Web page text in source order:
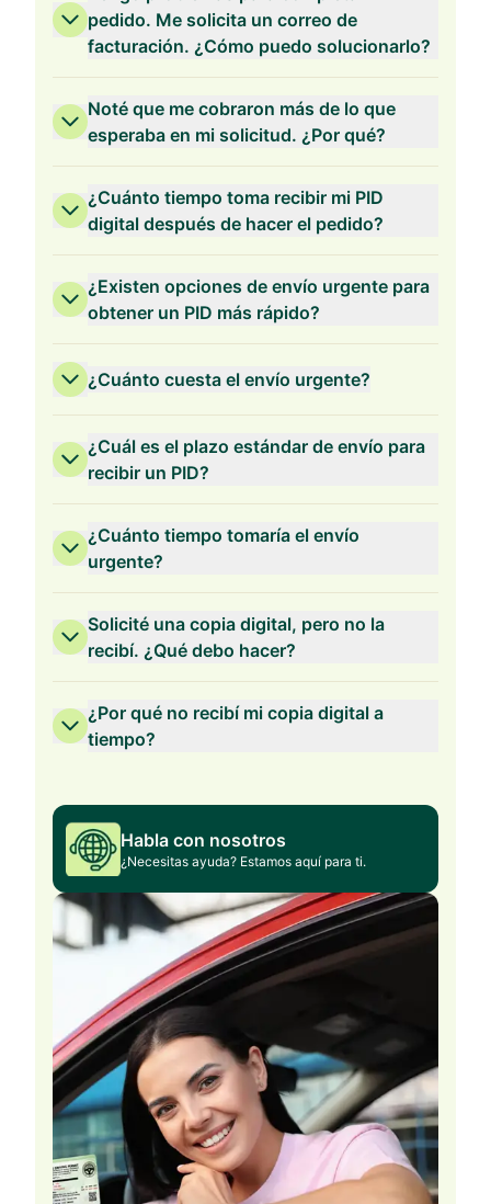
pedido. Me solicita un correo de
facturación. ¿Cómo puedo solucionarlo?
Noté que me cobraron más de lo que
esperaba en mi solicitud. ¿Por qué?
¿Cuánto tiempo toma recibir mi PID
digital después de hacer el pedido?
¿Existen opciones de envío urgente para
obtener un PID más rápido?
¿Cuánto cuesta el envío urgente?
¿Cuál es el plazo estándar de envío para
recibir un PID?
¿Cuánto tiempo tomaría el envío
urgente?
Solicité una copia digital, pero no la
recibí. ¿Qué debo hacer?
¿Por qué no recibí mi copia digital a
tiempo?
Habla con nosotros
¿Necesitas ayuda? Estamos aquí para ti.